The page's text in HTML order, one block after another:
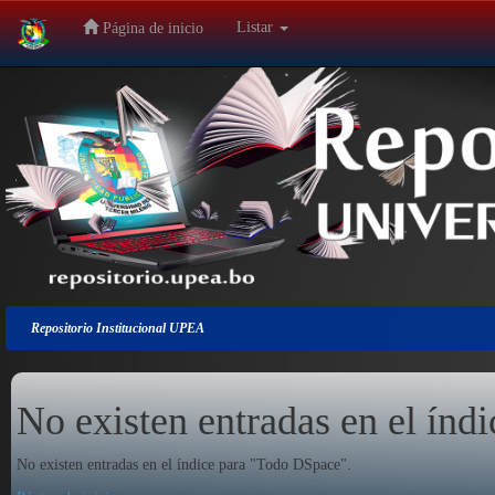
Salir
navegación
Página de inicio Listar
Repositorio Institucional UPEA
No existen entradas en el
No existen entradas en el índice para "Todo DSpace".